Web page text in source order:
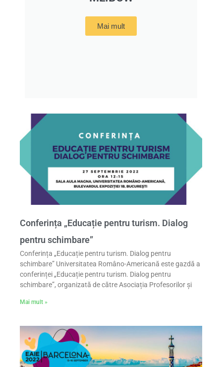
Mai mult
Conferința „Educație pentru turism. Dialog
pentru schimbare”
Conferința „Educație pentru turism. Dialog pentru
schimbare” Universitatea Româno-Americană este gazdă a
conferinței „Educație pentru turism. Dialog pentru
schimbare”, organizată de către Asociația Profesorilor și
Mai mult »